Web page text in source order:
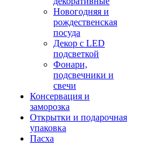
Новогодняя и
рождественская
посуда
Декор с LED
подсветкой
Фонари,
подсвечники и
свечи
Консервация и
заморозка
Открытки и подарочная
упаковка
Пасха